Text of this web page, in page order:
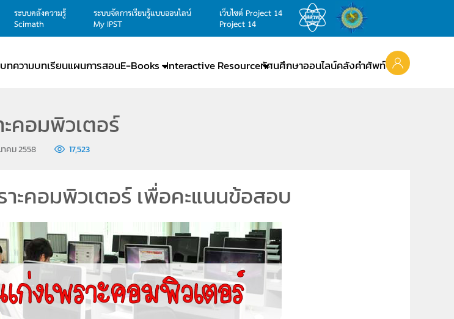
ระบบคลังความรู้
Scimath
ระบบจัดการเรียนรู้แบบออนไลน์
My IPST
เว็บไซต์ Project 14
Project 14
บทความบทเรียนแผนการสอนE-Books Interactive Resourceทัศนศึกษาออนไลน์คลังคำศัพท์
ะคอมพิวเตอร์
คม 2558 17,523
าะคอมพิวเตอร์ เพื่อคะแนนข้อสอบ